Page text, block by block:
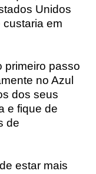
Unidos
em
primeiro passo
no Azul
dos seus
e fique de
de
estar mais